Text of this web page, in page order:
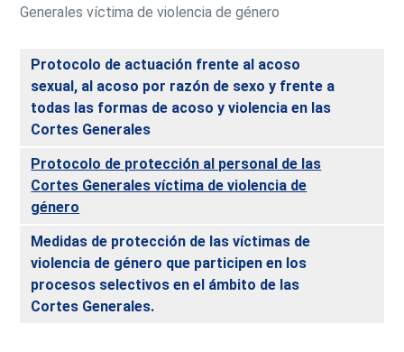
Generales víctima de violencia de género
Protocolo de actuación frente al acoso
sexual, al acoso por razón de sexo y frente a
todas las formas de acoso y violencia en las
Cortes Generales
Protocolo de protección al personal de las
Cortes Generales víctima de violencia de
género
Medidas de protección de las víctimas de
violencia de género que participen en los
procesos selectivos en el ámbito de las
Cortes Generales.